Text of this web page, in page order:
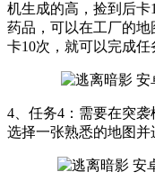
机生成的高，捡到后
药品，可以在工厂的
卡10次，就可以完成任
4、任务4：需要在突
选择一张熟悉的地图并